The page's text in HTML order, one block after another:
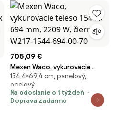
705,09 €
Mexen Waco, vykurovacie
teleso 1544 x 694 mm, 2209 W,
čierna, W217-1544-694-00-70
154,4×69,4 cm, panelový,
oceľový
Na odoslanie o 1 týždeň
Doprava zadarmo